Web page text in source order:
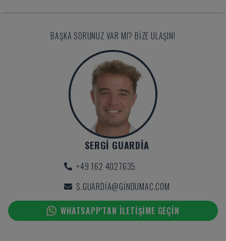
BAŞKA SORUNUZ VAR MI? BIZE ULAŞIN!
SERGI GUARDIA
+49 162 4027635
S.GUARDIA@GINDUMAC.COM
WHATSAPP'TAN ILETIŞIME GEÇIN